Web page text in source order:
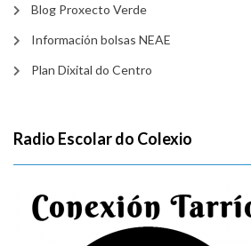
Blog Proxecto Verde
Información bolsas NEAE
Plan Dixital do Centro
Radio Escolar do Colexio